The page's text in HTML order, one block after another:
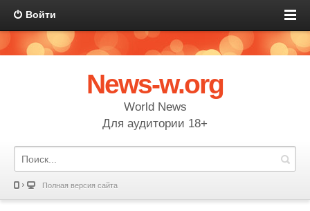
Войти
News-w.org
World News
Для аудитории 18+
Полная версия сайта